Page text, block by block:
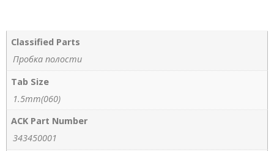
Classified Parts
Пробка полости
Tab Size
1.5mm(060)
ACK Part Number
343450001